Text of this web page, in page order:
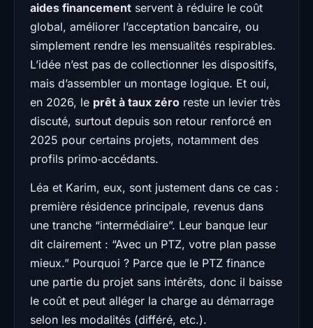
aides financement servent à réduire le coût
global, améliorer l’acceptation bancaire, ou
simplement rendre les mensualités respirables.
L’idée n’est pas de collectionner les dispositifs,
mais d’assembler un montage logique. Et oui,
en 2026, le prêt à taux zéro reste un levier très
discuté, surtout depuis son retour renforcé en
2025 pour certains projets, notamment des
profils primo‑accédants.
Léa et Karim, eux, sont justement dans ce cas :
première résidence principale, revenus dans
une tranche “intermédiaire”. Leur banque leur
dit clairement : “Avec un PTZ, votre plan passe
mieux.” Pourquoi ? Parce que le PTZ finance
une partie du projet sans intérêts, donc il baisse
le coût et peut alléger la charge au démarrage
selon les modalités (différé, etc.).